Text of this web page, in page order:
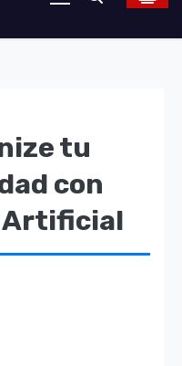
tu
con
Artificial